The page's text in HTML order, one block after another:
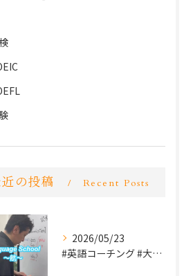
の投稿 Recent Posts
2026/05/23
#英語コーチング #大学受験 #英検